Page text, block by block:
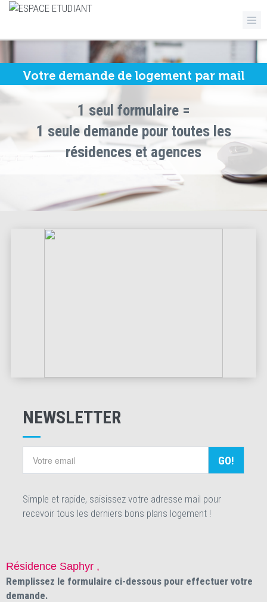
Votre demande de logement par mail
1 seul formulaire =
1 seule demande pour toutes les
résidences et agences
NEWSLETTER
GO!
Simple et rapide, saisissez votre adresse mail pour
recevoir tous les derniers bons plans logement !
Résidence Saphyr ,
Remplissez le formulaire ci-dessous pour effectuer votre
demande.